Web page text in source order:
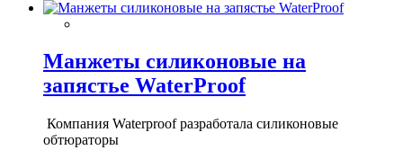
Манжеты силиконовые на
запястье WaterProof
Компания Waterproof разработала силиконовые
обтюраторы